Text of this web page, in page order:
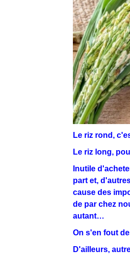
Le riz rond,
Le riz long,
Inutile
part et,
cause des
de par chez
autant…
On s'en fout
D'ailleurs,